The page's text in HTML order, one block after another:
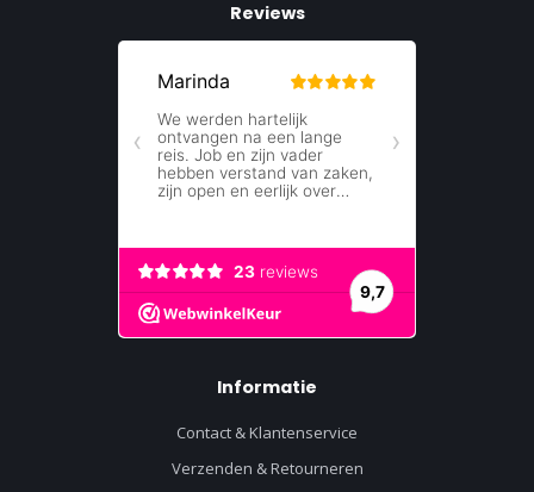
Reviews
Informatie
Contact & Klantenservice
Verzenden & Retourneren